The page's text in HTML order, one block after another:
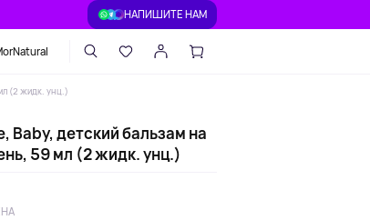
НАПИШИТЕ НАМ
(2 жидк. унц.)
Baby, детский бальзам на
59 мл (2 жидк. унц.)